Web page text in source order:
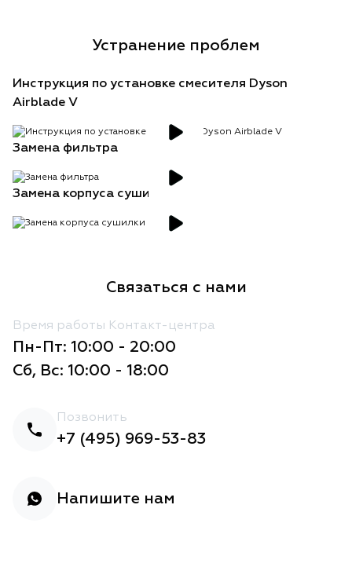
Устранение проблем
Инструкция по установке смесителя Dyson
Airblade V
Замена фильтра
Замена корпуса сушилки
Связаться с нами
Время работы Контакт-центра
Пн-Пт: 10:00 - 20:00
Сб, Вс: 10:00 - 18:00
Позвонить
+7 (495) 969-53-83
Напишите нам